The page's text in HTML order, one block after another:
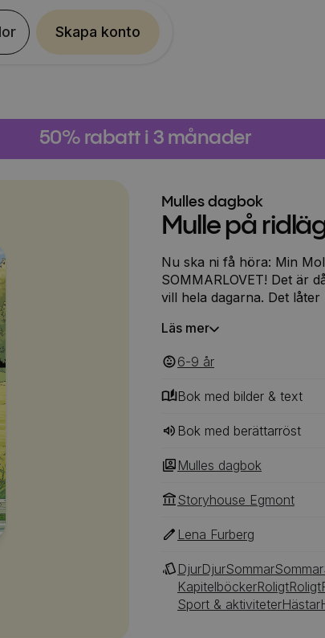
Skapa konto
50% rabatt i 3 månader
Mulles dagbok
Mulle på
Nu ska ni få höra: Min
SOMMARLOVET! Det är
vill hela dagarna. Det
man ju på namnet att det
tänker minsann inte
se!
Läs mer
6-9 ‎‎ år
Bok med bilder & text
Bok med berättarröst
Mulles dagbok
Storyhouse Egmont
Lena Furberg
DjurDjurSommarSommar
KapitelböckerRoligtRoligt
Sport & aktiviteterHästar